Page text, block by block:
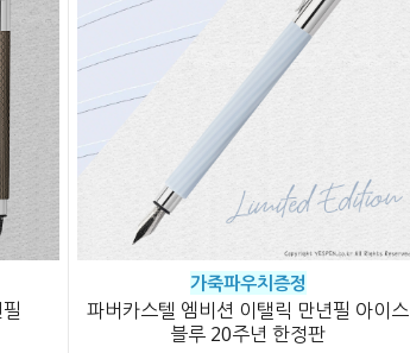
가죽파우치증정
파버카스텔 엠비션 이탤릭 만년필 아이스
블루 20주년 한정판